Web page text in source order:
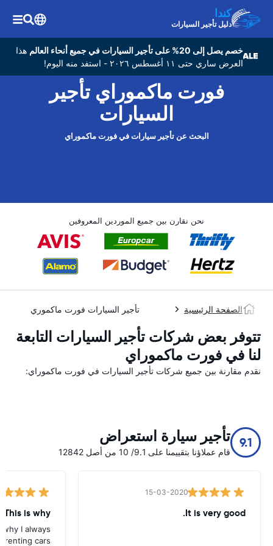
كندا
دليل تأجير السيارات
خصم يصل إلى 20% على تأجير السيارات في جميع أنحاء العالم
هذا
العرض ساري حتى ١١ أغسطس ٢٠٢٦ - استفد منه اليوم!
فورت ماكموراي تأجير
السيارات
البحث عن تأجير سيارات في فورت ماكموراي
نحن نقارن بين جميع الموردين المعروفين
الصفحة الرئيسية تأجير السيارات فورت ماكموري
تتوفر بعض شركات تأجير السيارات التابعة
لنا في فورت ماكموراي
نقدم مقارنة بين جميع شركات تأجير السيارات في فورت ماكموراي:
9.1 تأجير سيارة استعراض
قام عملاؤنا بتقييمنا على 9.1/ 10 من أصل 12842
15-03-2020
It is very good.
This is why
I always
cars.